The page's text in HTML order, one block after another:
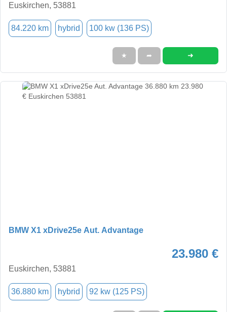
Euskirchen, 53881
84.220 km hybrid 100 kw (136 PS)
★ ➦ ➜
BMW X1 xDrive25e Aut. Advantage
23.980 €
Euskirchen, 53881
36.880 km hybrid 92 kw (125 PS)